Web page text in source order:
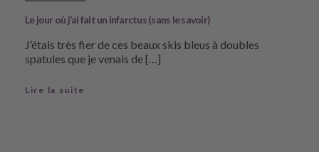
Le jour où j’ai fait un infarctus (sans le savoir)
J’étais très fier de ces beaux skis bleus à doubles
spatules que je venais de […]
Lire la suite